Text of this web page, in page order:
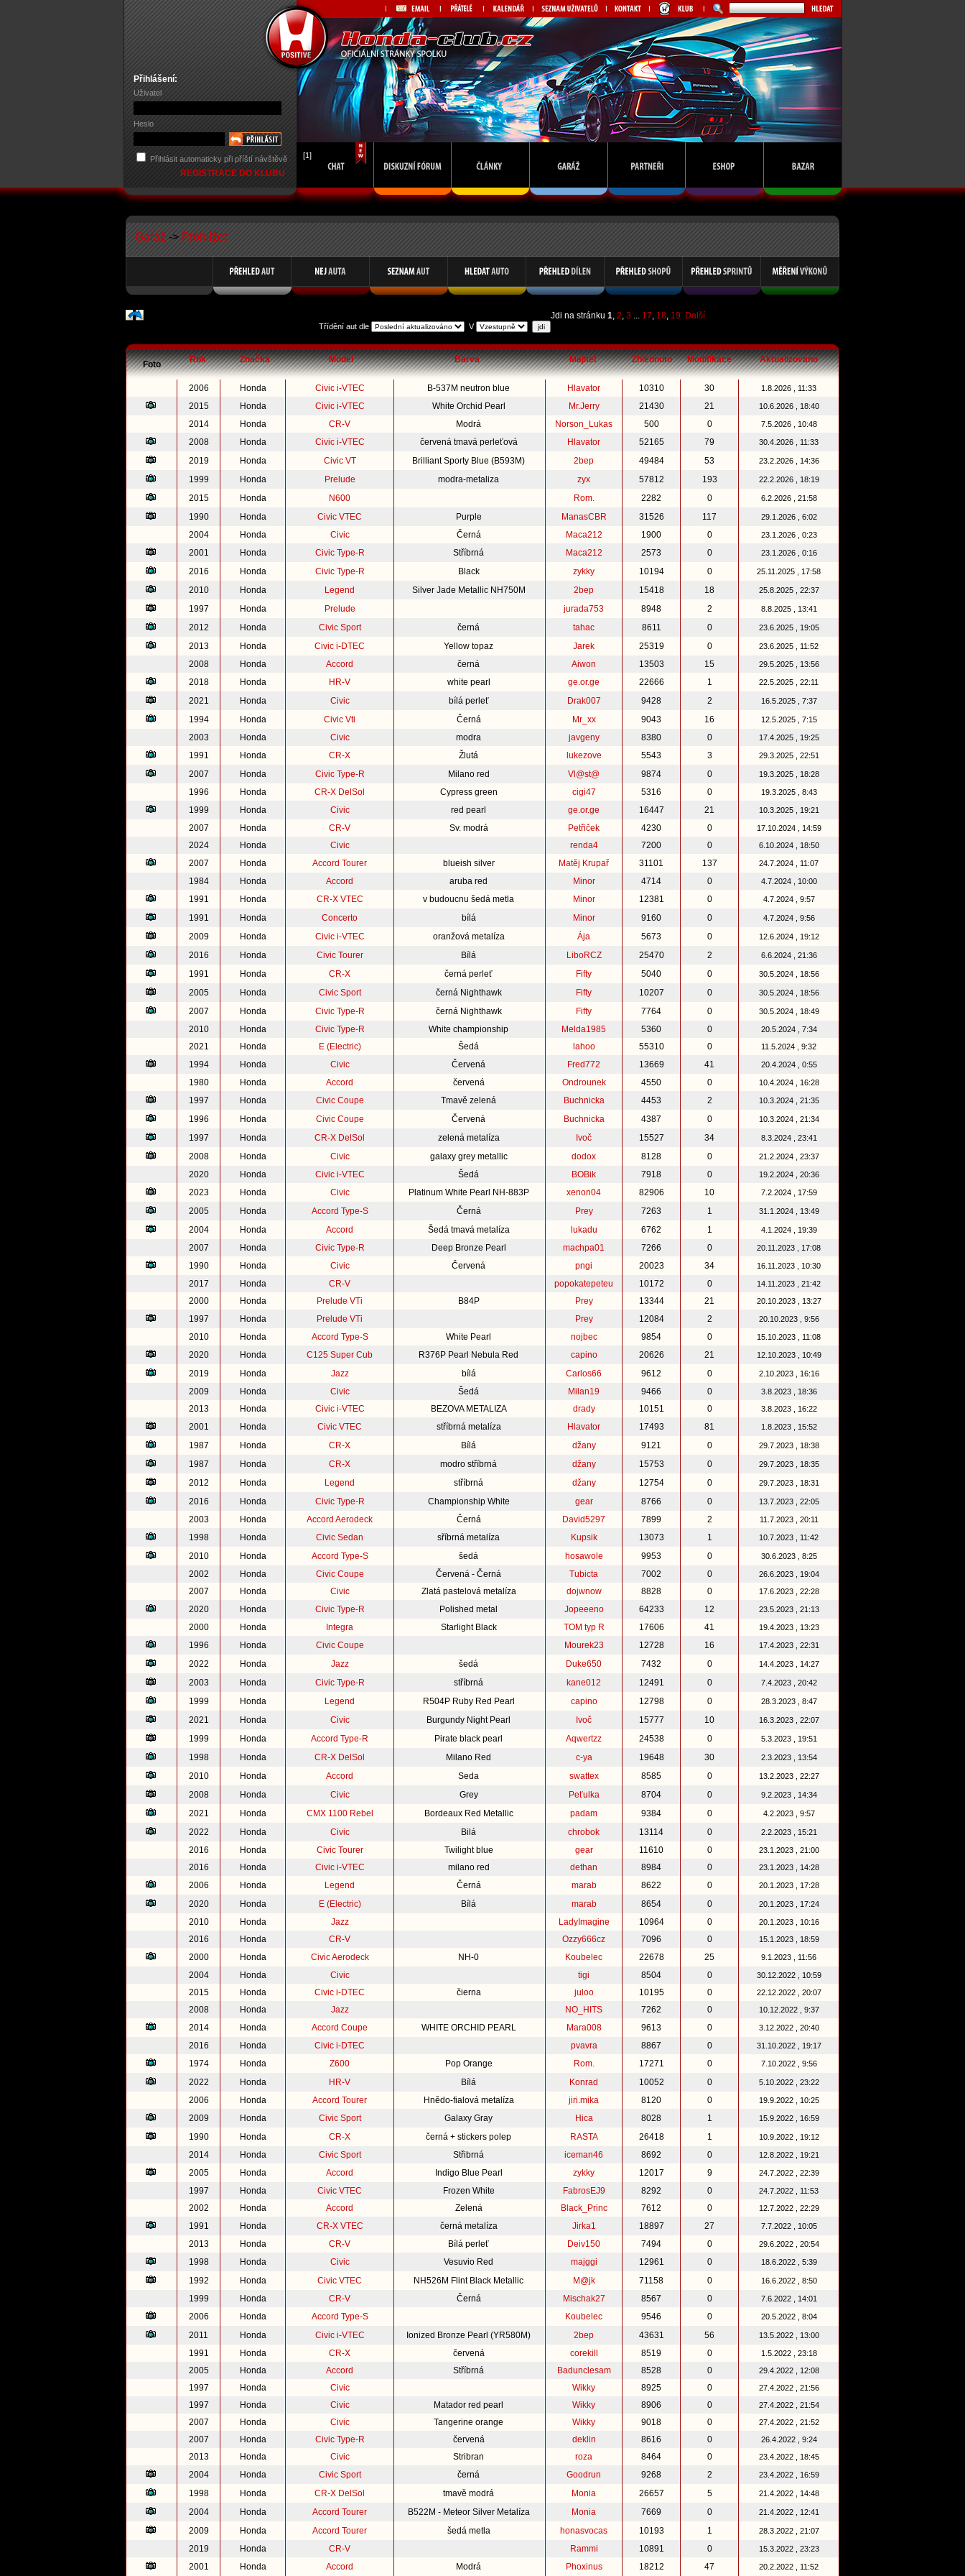
Přihlášení:
Uživatel
Heslo
Přihlásit automaticky při příští návštěvě
REGISTRACE DO KLUBU
[1]
Garáž -> Prohlížet
Jdi na stránku 1, 2, 3 ... 17, 18, 19 Další
Třídění aut dle V
Foto Rok Značka Model Barva Majitel Zhlédnuto Modifikace Aktualizováno
2006 Honda Civic i-VTEC B-537M neutron blue Hlavator 10310 30 1.8.2026 , 11:33
2015 Honda Civic i-VTEC White Orchid Pearl Mr.Jerry 21430 21 10.6.2026 , 18:40
2014 Honda CR-V Modrá Norson_Lukas 500 0 7.5.2026 , 10:48
2008 Honda Civic i-VTEC červená tmavá perleťová Hlavator 52165 79 30.4.2026 , 11:33
2019 Honda Civic VT Brilliant Sporty Blue (B593M) 2bep 49484 53 23.2.2026 , 14:36
1999 Honda Prelude modra-metaliza zyx 57812 193 22.2.2026 , 18:19
2015 Honda N600 Rom. 2282 0 6.2.2026 , 21:58
1990 Honda Civic VTEC Purple ManasCBR 31526 117 29.1.2026 , 6:02
2004 Honda Civic Černá Maca212 1900 0 23.1.2026 , 0:23
2001 Honda Civic Type-R Stříbrná Maca212 2573 0 23.1.2026 , 0:16
2016 Honda Civic Type-R Black zykky 10194 0 25.11.2025 , 17:58
2010 Honda Legend Silver Jade Metallic NH750M 2bep 15418 18 25.8.2025 , 22:37
1997 Honda Prelude jurada753 8948 2 8.8.2025 , 13:41
2012 Honda Civic Sport černá tahac 8611 0 23.6.2025 , 19:05
2013 Honda Civic i-DTEC Yellow topaz Jarek 25319 0 23.6.2025 , 11:52
2008 Honda Accord černá Aiwon 13503 15 29.5.2025 , 13:56
2018 Honda HR-V white pearl ge.or.ge 22666 1 22.5.2025 , 22:11
2021 Honda Civic bílá perleť Drak007 9428 2 16.5.2025 , 7:37
1994 Honda Civic Vti Černá Mr_xx 9043 16 12.5.2025 , 7:15
2003 Honda Civic modra javgeny 8380 0 17.4.2025 , 19:25
1991 Honda CR-X Žlutá lukezove 5543 3 29.3.2025 , 22:51
2007 Honda Civic Type-R Milano red Vl@st@ 9874 0 19.3.2025 , 18:28
1996 Honda CR-X DelSol Cypress green cigi47 5316 0 19.3.2025 , 8:43
1999 Honda Civic red pearl ge.or.ge 16447 21 10.3.2025 , 19:21
2007 Honda CR-V Sv. modrá Petřiček 4230 0 17.10.2024 , 14:59
2024 Honda Civic renda4 7200 0 6.10.2024 , 18:50
2007 Honda Accord Tourer blueish silver Matěj Krupař 31101 137 24.7.2024 , 11:07
1984 Honda Accord aruba red Minor 4714 0 4.7.2024 , 10:00
1991 Honda CR-X VTEC v budoucnu šedá metla Minor 12381 0 4.7.2024 , 9:57
1991 Honda Concerto bílá Minor 9160 0 4.7.2024 , 9:56
2009 Honda Civic i-VTEC oranžová metalíza Ája 5673 0 12.6.2024 , 19:12
2016 Honda Civic Tourer Bílá LiboRCZ 25470 2 6.6.2024 , 21:36
1991 Honda CR-X černá perleť Fifty 5040 0 30.5.2024 , 18:56
2005 Honda Civic Sport černá Nighthawk Fifty 10207 0 30.5.2024 , 18:56
2007 Honda Civic Type-R černá Nighthawk Fifty 7764 0 30.5.2024 , 18:49
2010 Honda Civic Type-R White championship Melda1985 5360 0 20.5.2024 , 7:34
2021 Honda E (Electric) Šedá lahoo 55310 0 11.5.2024 , 9:32
1994 Honda Civic Červená Fred772 13669 41 20.4.2024 , 0:55
1980 Honda Accord červená Ondrounek 4550 0 10.4.2024 , 16:28
1997 Honda Civic Coupe Tmavě zelená Buchnicka 4453 2 10.3.2024 , 21:35
1996 Honda Civic Coupe Červená Buchnicka 4387 0 10.3.2024 , 21:34
1997 Honda CR-X DelSol zelená metalíza Ivoč 15527 34 8.3.2024 , 23:41
2008 Honda Civic galaxy grey metallic dodox 8128 0 21.2.2024 , 23:37
2020 Honda Civic i-VTEC Šedá BOBik 7918 0 19.2.2024 , 20:36
2023 Honda Civic Platinum White Pearl NH-883P xenon04 82906 10 7.2.2024 , 17:59
2005 Honda Accord Type-S Černá Prey 7263 1 31.1.2024 , 13:49
2004 Honda Accord Šedá tmavá metalíza lukadu 6762 1 4.1.2024 , 19:39
2007 Honda Civic Type-R Deep Bronze Pearl machpa01 7266 0 20.11.2023 , 17:08
1990 Honda Civic Červená pngi 20023 34 16.11.2023 , 10:30
2017 Honda CR-V popokatepeteu 10172 0 14.11.2023 , 21:42
2000 Honda Prelude VTi B84P Prey 13344 21 20.10.2023 , 13:27
1997 Honda Prelude VTi Prey 12084 2 20.10.2023 , 9:56
2010 Honda Accord Type-S White Pearl nojbec 9854 0 15.10.2023 , 11:08
2020 Honda C125 Super Cub R376P Pearl Nebula Red capino 20626 21 12.10.2023 , 10:49
2019 Honda Jazz bílá Carlos66 9612 0 2.10.2023 , 16:16
2009 Honda Civic Šedá Milan19 9466 0 3.8.2023 , 18:36
2013 Honda Civic i-VTEC BEZOVA METALIZA drady 10151 0 3.8.2023 , 16:22
2001 Honda Civic VTEC stříbrná metalíza Hlavator 17493 81 1.8.2023 , 15:52
1987 Honda CR-X Bílá džany 9121 0 29.7.2023 , 18:38
1987 Honda CR-X modro stříbrná džany 15753 0 29.7.2023 , 18:35
2012 Honda Legend stříbrná džany 12754 0 29.7.2023 , 18:31
2016 Honda Civic Type-R Championship White gear 8766 0 13.7.2023 , 22:05
2003 Honda Accord Aerodeck Černá David5297 7899 2 11.7.2023 , 20:11
1998 Honda Civic Sedan sříbrná metalíza Kupsik 13073 1 10.7.2023 , 11:42
2010 Honda Accord Type-S šedá hosawole 9953 0 30.6.2023 , 8:25
2002 Honda Civic Coupe Červená - Černá Tubicta 7002 0 26.6.2023 , 19:04
2007 Honda Civic Zlatá pastelová metalíza dojwnow 8828 0 17.6.2023 , 22:28
2020 Honda Civic Type-R Polished metal Jopeeeno 64233 12 23.5.2023 , 21:13
2000 Honda Integra Starlight Black TOM typ R 17606 41 19.4.2023 , 13:23
1996 Honda Civic Coupe Mourek23 12728 16 17.4.2023 , 22:31
2022 Honda Jazz šedá Duke650 7432 0 14.4.2023 , 14:27
2003 Honda Civic Type-R stříbrná kane012 12491 0 7.4.2023 , 20:42
1999 Honda Legend R504P Ruby Red Pearl capino 12798 0 28.3.2023 , 8:47
2021 Honda Civic Burgundy Night Pearl Ivoč 15777 10 16.3.2023 , 22:07
1999 Honda Accord Type-R Pirate black pearl Aqwertzz 24538 0 5.3.2023 , 19:51
1998 Honda CR-X DelSol Milano Red c-ya 19648 30 2.3.2023 , 13:54
2010 Honda Accord Seda swattex 8585 0 13.2.2023 , 22:27
2008 Honda Civic Grey Peťulka 8704 0 9.2.2023 , 14:34
2021 Honda CMX 1100 Rebel Bordeaux Red Metallic padam 9384 0 4.2.2023 , 9:57
2022 Honda Civic Bilá chrobok 13114 0 2.2.2023 , 15:21
2016 Honda Civic Tourer Twilight blue gear 11610 0 23.1.2023 , 21:00
2016 Honda Civic i-VTEC milano red dethan 8984 0 23.1.2023 , 14:28
2006 Honda Legend Černá marab 8622 0 20.1.2023 , 17:28
2020 Honda E (Electric) Bílá marab 8654 0 20.1.2023 , 17:24
2010 Honda Jazz LadyImagine 10964 0 20.1.2023 , 10:16
2016 Honda CR-V Ozzy666cz 7096 0 15.1.2023 , 18:59
2000 Honda Civic Aerodeck NH-0 Koubelec 22678 25 9.1.2023 , 11:56
2004 Honda Civic tigi 8504 0 30.12.2022 , 10:59
2015 Honda Civic i-DTEC čierna juloo 10195 0 22.12.2022 , 20:07
2008 Honda Jazz NO_HITS 7262 0 10.12.2022 , 9:37
2014 Honda Accord Coupe WHITE ORCHID PEARL Mara008 9613 0 3.12.2022 , 20:40
2016 Honda Civic i-DTEC pvavra 8867 0 31.10.2022 , 19:17
1974 Honda Z600 Pop Orange Rom. 17271 0 7.10.2022 , 9:56
2022 Honda HR-V Bílá Konrad 10052 0 5.10.2022 , 23:22
2006 Honda Accord Tourer Hnědo-fialová metalíza jiri.mika 8120 0 19.9.2022 , 10:25
2009 Honda Civic Sport Galaxy Gray Hica 8028 1 15.9.2022 , 16:59
1990 Honda CR-X černá + stickers polep RASTA 26418 1 10.9.2022 , 19:12
2014 Honda Civic Sport Střibrná iceman46 8692 0 12.8.2022 , 19:21
2005 Honda Accord Indigo Blue Pearl zykky 12017 9 24.7.2022 , 22:39
1997 Honda Civic VTEC Frozen White FabrosEJ9 8292 0 24.7.2022 , 11:53
2002 Honda Accord Zelená Black_Princ 7612 0 12.7.2022 , 22:29
1991 Honda CR-X VTEC černá metalíza Jirka1 18897 27 7.7.2022 , 10:05
2013 Honda CR-V Bílá perleť Deiv150 7494 0 29.6.2022 , 20:54
1998 Honda Civic Vesuvio Red majggi 12961 0 18.6.2022 , 5:39
1992 Honda Civic VTEC NH526M Flint Black Metallic M@jk 71158 0 16.6.2022 , 8:50
1999 Honda CR-V Černá Mischak27 8567 0 7.6.2022 , 14:01
2006 Honda Accord Type-S Koubelec 9546 0 20.5.2022 , 8:04
2011 Honda Civic i-VTEC Ionized Bronze Pearl (YR580M) 2bep 43631 56 13.5.2022 , 13:00
1991 Honda CR-X červená corekill 8519 0 1.5.2022 , 23:18
2005 Honda Accord Stříbrná Badunclesam 8528 0 29.4.2022 , 12:08
1997 Honda Civic Wikky 8925 0 27.4.2022 , 21:56
1997 Honda Civic Matador red pearl Wikky 8906 0 27.4.2022 , 21:54
2007 Honda Civic Tangerine orange Wikky 9018 0 27.4.2022 , 21:52
2007 Honda Civic Type-R červená deklin 8616 0 26.4.2022 , 9:24
2013 Honda Civic Stribran roza 8464 0 23.4.2022 , 18:45
2004 Honda Civic Sport černá Goodrun 9268 2 23.4.2022 , 16:59
1998 Honda CR-X DelSol tmavě modrá Monia 26657 5 21.4.2022 , 14:48
2004 Honda Accord Tourer B522M - Meteor Silver Metalíza Monia 7669 0 21.4.2022 , 12:41
2009 Honda Accord Tourer šedá metla honasvocas 10193 1 28.3.2022 , 21:07
2019 Honda CR-V Rammi 10891 0 15.3.2022 , 23:23
2001 Honda Accord Modrá Phoxinus 18212 47 20.2.2022 , 11:52